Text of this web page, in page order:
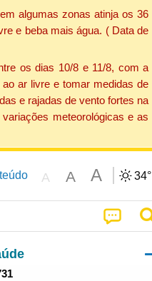
algumas zonas atinja os 36
e beba mais água. ( Data de
os dias 10/8 e 11/8, com a
ar livre e tomar medidas de
e rajadas de vento fortes na
meteorológicas e as
A A A 34°